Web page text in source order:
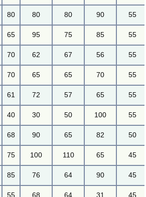
80 80 80 90 55
65 95 75 85 55
70 62 67 56 55
70 65 65 70 55
61 72 57 65 55
40 30 50 100 55
68 90 65 82 50
75 100 110 65 45
85 76 64 90 45
55 68 64 31 45